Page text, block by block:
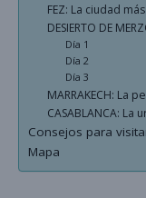
FEZ: La ciudad
DESIERTO DE
Día 1
Día 2
Día 3
MARRAKECH: La
CASABLANCA:
Consejos para
Mapa